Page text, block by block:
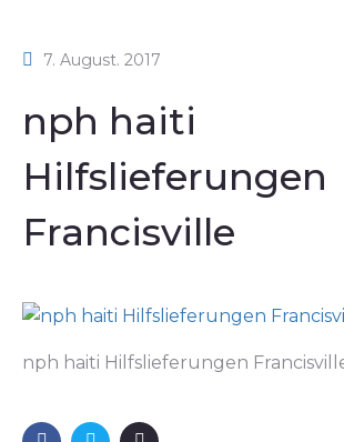
7. August. 2017
nph haiti
Hilfslieferungen
Francisville
nph haiti Hilfslieferungen